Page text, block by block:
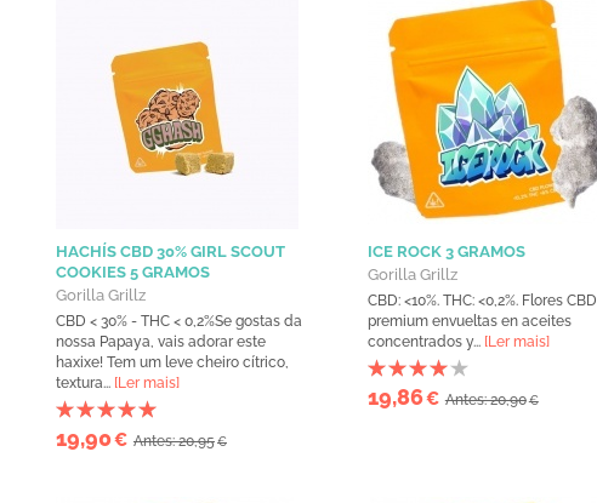
HACHÍS CBD 30% GIRL SCOUT
COOKIES 5 GRAMOS
Gorilla Grillz
CBD < 30% - THC < 0,2%Se gostas da
nossa Papaya, vais adorar este
haxixe! Tem um leve cheiro cítrico,
textura... [Ler mais]
19,90€ Antes: 20,95€
ICE ROCK 3 GRAMOS
Gorilla Grillz
CBD: <10%. THC: <0,2%. Flores CBD
premium envueltas en aceites
concentrados y... [Ler mais]
19,86€ Antes: 20,90€